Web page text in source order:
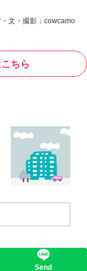
文・撮影：cowcamo
ちら
Send